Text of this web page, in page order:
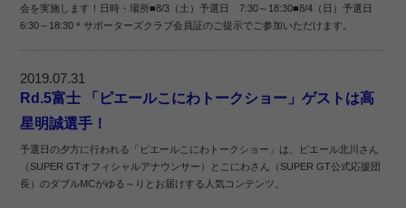
会を実施します！日時・場所■8/3（土）予選日 7:30～18:30■8/4（日）予選日
6:30～18:30＊サポーターズクラブ会員証のご提示でご参加いただけます。
2019.07.31
Rd.5富士 「ピエールこにわトークショー」ゲストは高
星明誠選手！
予選日の夕方に行われる「ピエールこにわトークショー」は、ピエール北川さん
（SUPER GTオフィシャルアナウンサー）とこにわさん（SUPER GT公式応援団
長）のダブルMCがゆる～りとお届けする人気コンテンツ。